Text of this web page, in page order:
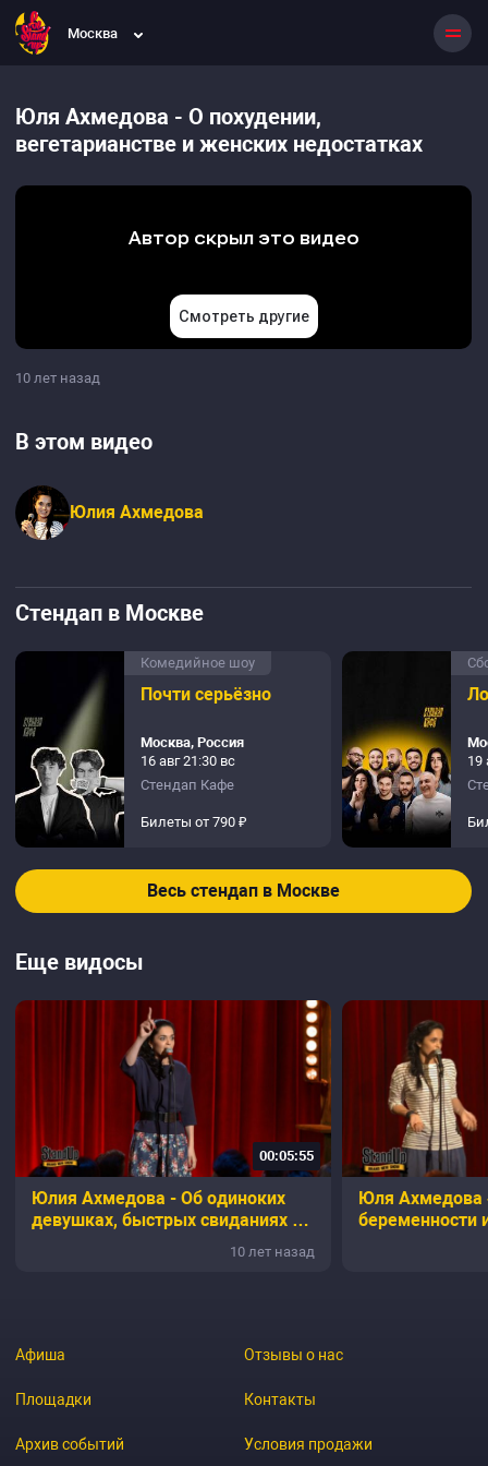
Москва
Юля Ахмедова - О похудении,
вегетарианстве и женских недостатках
10 лет назад
В этом видео
Юлия Ахмедова
Стендап в Москве
Комедийное шоу
Почти серьёзно
Москва, Россия
16 авг 21:30 вс
Стендап Кафе
Билеты от 790 ₽
19
Весь стендап в Москве
Еще видосы
00:05:55
Юлия Ахмедова - Об одиноких
девушках, быстрых свиданиях и
10 лет назад
Юля Ахмедова
беременности
Афиша
Площадки
Архив событий
Отзывы о нас
Контакты
Условия продажи